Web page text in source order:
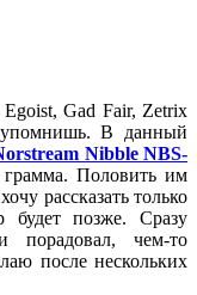
Gad Fair, Zetrix
В данный
Nibble NBS-
Половить им
рассказать только
будет позже. Сразу
чем-то
после нескольких